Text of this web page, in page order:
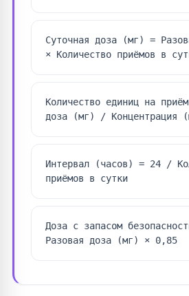
Суточная доза (мг) =
× Количество приёмов в
Количество единиц на
доза (мг) / Концентрация
Интервал (часов) = 24 /
приёмов в сутки
Доза с запасом
Разовая доза (мг) × 0,85